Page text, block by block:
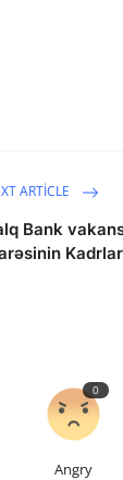
ARTICLE
Bank
0
Angry